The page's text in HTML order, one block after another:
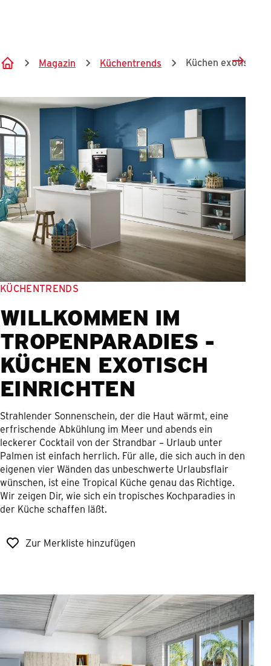
Magazin Küchentrends Küchen exotisch
KÜCHENTRENDS
WILLKOMMEN IM
TROPENPARADIES -
KÜCHEN EXOTISCH
EINRICHTEN
Strahlender Sonnenschein, der die Haut wärmt, eine
erfrischende Abkühlung im Meer und abends ein
leckerer Cocktail von der Strandbar – Urlaub unter
Palmen ist einfach herrlich. Für alle, die sich auch in den
eigenen vier Wänden das unbeschwerte Urlaubsflair
wünschen, ist eine Tropical Küche genau das Richtige.
Wir zeigen Dir, wie sich ein tropisches Kochparadies in
der Küche schaffen läßt.
Zur Merkliste hinzufügen